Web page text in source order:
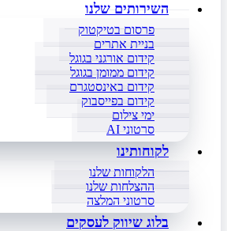
השירותים שלנו
פרסום בטיקטוק
בניית אתרים
קידום אורגני בגוגל
קידום ממומן בגוגל
קידום באינסטגרם
קידום בפייסבוק
ימי צילום
סרטוני AI
לקוחותינו
הלקוחות שלנו
ההצלחות שלנו
סרטוני המלצה
בלוג שיווק לעסקים